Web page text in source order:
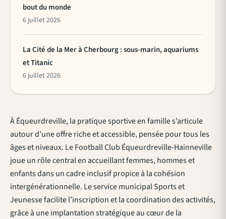
À Équeurdreville, la pratique sportive en famille s’articule
autour d’une offre riche et accessible, pensée pour tous les
âges et niveaux. Le Football Club Équeurdreville-Hainneville
joue un rôle central en accueillant femmes, hommes et
enfants dans un cadre inclusif propice à la cohésion
intergénérationnelle. Le service municipal Sports et
Jeunesse facilite l’inscription et la coordination des activités,
grâce à une implantation stratégique au cœur de la
bout du monde
6 juillet 2026
La Cité de la Mer à Cherbourg : sous-marin, aquariums
et Titanic
6 juillet 2026